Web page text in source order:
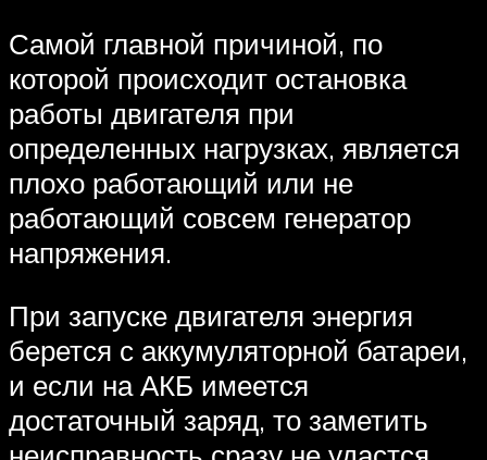
Самой главной причиной, по
которой происходит остановка
работы двигателя при
определенных нагрузках, является
плохо работающий или не
работающий совсем генератор
напряжения.
При запуске двигателя энергия
берется с аккумуляторной батареи,
и если на АКБ имеется
достаточный заряд, то заметить